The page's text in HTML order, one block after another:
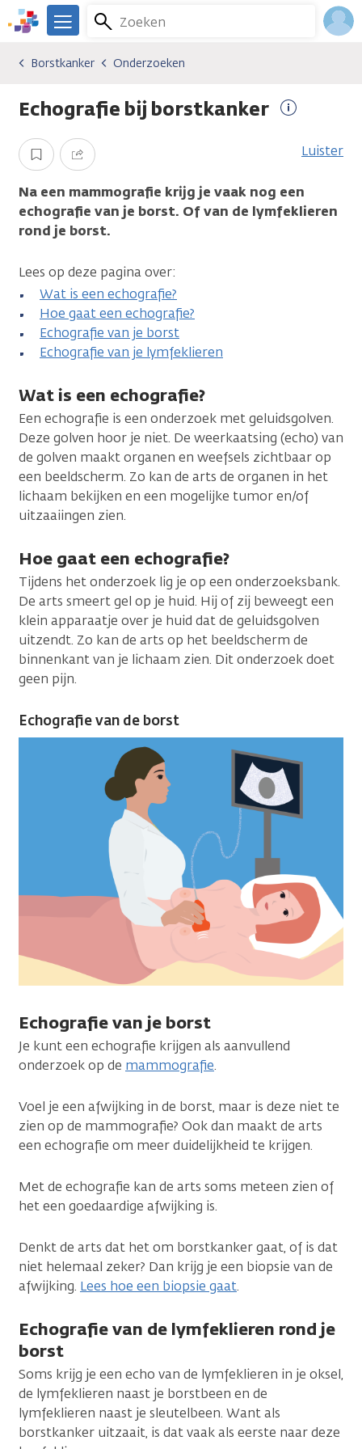
Overslaan
en
gaan
We
er
je.
Zoeken
Menu
Kankersoorten
Borstkanker
Onderzoeken
Borstkanker Onderzoeken
Echografie bij borstkanker
informatie
Opslaan Delen Luister
Na een mammografie krijg je vaak nog een
echografie van je borst. Of van de lymfeklieren
rond je borst.
Lees op deze pagina over:
Wat is een echografie?
Hoe gaat een echografie?
Echografie van je borst
Echografie van je lymfeklieren
Wat is een echografie?
Een echografie is een onderzoek met geluidsgolven.
Deze golven hoor je niet. De weerkaatsing (echo) van
de golven maakt organen en weefsels zichtbaar op
een beeldscherm. Zo kan de arts de organen in het
lichaam bekijken en een mogelijke tumor en/of
uitzaaiingen zien.
Hoe gaat een echografie?
Tijdens het onderzoek lig je op een onderzoeksbank.
De arts smeert gel op je huid. Hij of zij beweegt een
klein apparaatje over je huid dat de geluidsgolven
uitzendt. Zo kan de arts op het beeldscherm de
binnenkant van je lichaam zien. Dit onderzoek doet
geen pijn.
Echografie van de borst
Echografie van je borst
Je kunt een echografie krijgen als aanvullend
onderzoek op de mammografie.
Voel je een afwijking in de borst, maar is deze niet te
zien op de mammografie? Ook dan maakt de arts
een echografie om meer duidelijkheid te krijgen.
Met de echografie kan de arts soms meteen zien of
het een goedaardige afwijking is.
Denkt de arts dat het om borstkanker gaat, of is dat
niet helemaal zeker? Dan krijg je een biopsie van de
afwijking. Lees hoe een biopsie gaat.
Echografie van de lymfeklieren rond je
borst
Soms krijg je een echo van de lymfeklieren in je oksel,
de lymfeklieren naast je borstbeen en de
lymfeklieren naast je sleutelbeen. Want als
borstkanker uitzaait, is dat vaak als eerste naar deze